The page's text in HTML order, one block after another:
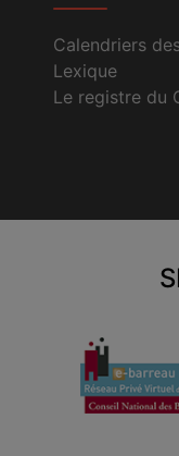
Calendriers
Lexique
Le registre du